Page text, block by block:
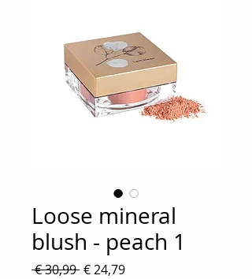
Loose mineral
blush - peach 1
€ 30,99 Normale
€ 24,79Verkoopprijs